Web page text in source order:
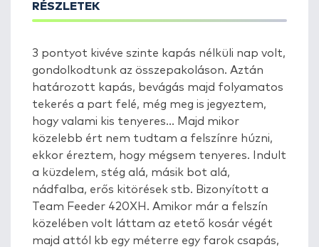
RÉSZLETEK
3 pontyot kivéve szinte kapás nélküli nap volt,
gondolkodtunk az összepakoláson. Aztán
határozott kapás, bevágás majd folyamatos
tekerés a part felé, még meg is jegyeztem,
hogy valami kis tenyeres... Majd mikor
közelebb ért nem tudtam a felszínre húzni,
ekkor éreztem, hogy mégsem tenyeres. Indult
a küzdelem, stég alá, másik bot alá,
nádfalba, erős kitörések stb. Bizonyított a
Team Feeder 420XH. Amikor már a felszín
közelében volt láttam az etető kosár végét
majd attól kb egy méterre egy farok csapás,